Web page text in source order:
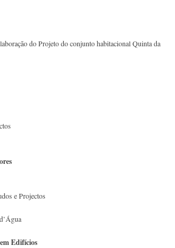
do Projeto do conjunto habitacional Quinta da
e Projectos
Edifícios